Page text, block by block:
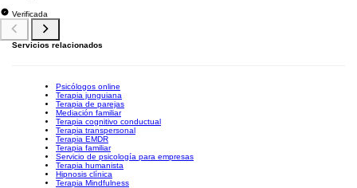
Verificada
Servicios relacionados
Psicólogos online
Terapia junguiana
Terapia de parejas
Mediación familiar
Terapia cognitivo conductual
Terapia transpersonal
Terapia EMDR
Terapia familiar
Servicio de psicología para empresas
Terapia humanista
Hipnosis clínica
Terapia Mindfulness